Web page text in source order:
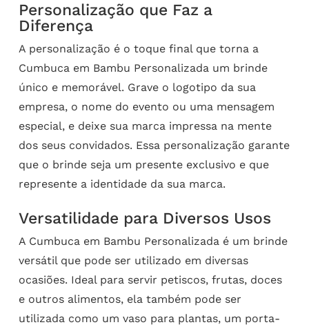
Personalização que Faz a
Diferença
A personalização é o toque final que torna a
Cumbuca em Bambu Personalizada um brinde
único e memorável. Grave o logotipo da sua
empresa, o nome do evento ou uma mensagem
especial, e deixe sua marca impressa na mente
dos seus convidados. Essa personalização garante
que o brinde seja um presente exclusivo e que
represente a identidade da sua marca.
Versatilidade para Diversos Usos
A Cumbuca em Bambu Personalizada é um brinde
versátil que pode ser utilizado em diversas
ocasiões. Ideal para servir petiscos, frutas, doces
e outros alimentos, ela também pode ser
utilizada como um vaso para plantas, um porta-